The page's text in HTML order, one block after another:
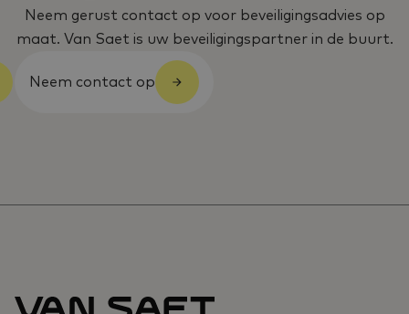
Neem gerust contact op voor beveiligingsadvies op
maat. Van Saet is uw beveiligingspartner in de buurt.
Neem contact op